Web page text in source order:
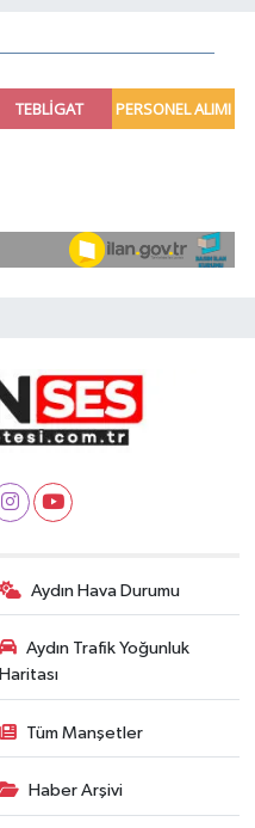
Aydın Hava Durumu
Aydın Trafik Yoğunluk
Haritası
Tüm Manşetler
Haber Arşivi